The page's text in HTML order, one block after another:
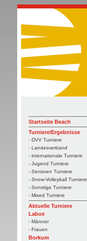
Startseite Beach
Turniere/Ergebnisse
- DVV Turniere
- Landesverband
- internationale Turniere
- Jugend Turniere
- Senioren Turniere
- Snow-Volleyball Turniere
- Sonstige Turniere
- Mixed Turniere
Aktuelle Turniere
Laboe
- Männer
- Frauen
Borkum